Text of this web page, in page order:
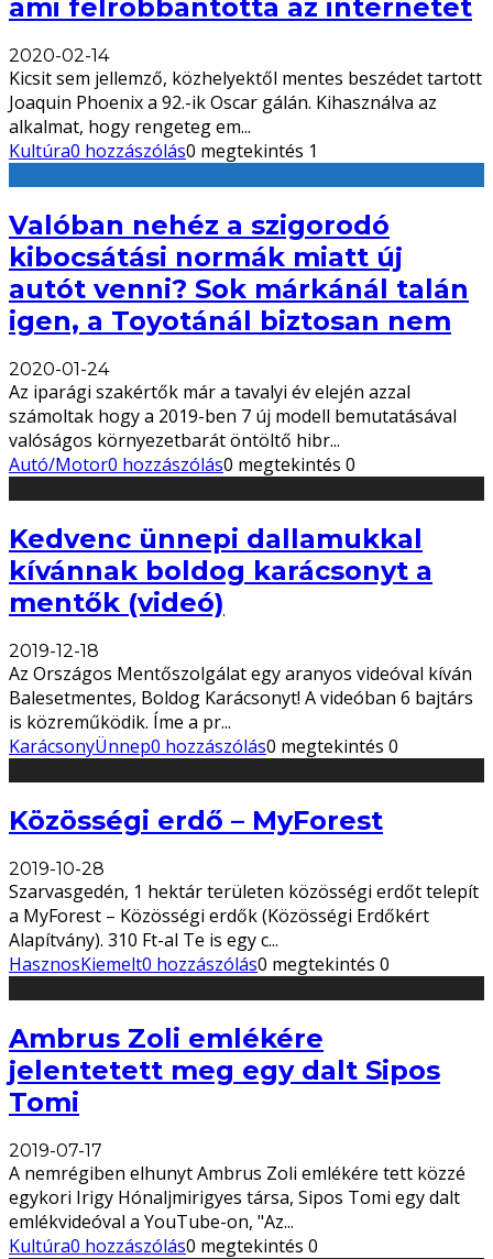
ami felrobbantotta az internetet
2020-02-14
Kicsit sem jellemző, közhelyektől mentes beszédet tartott
Joaquin Phoenix a 92.-ik Oscar gálán. Kihasználva az
alkalmat, hogy rengeteg em...
Kultúra0 hozzászólás0 megtekintés 1
Valóban nehéz a szigorodó
kibocsátási normák miatt új
autót venni? Sok márkánál talán
igen, a Toyotánál biztosan nem
2020-01-24
Az iparági szakértők már a tavalyi év elején azzal
számoltak hogy a 2019-ben 7 új modell bemutatásával
valóságos környezetbarát öntöltő hibr...
Autó/Motor0 hozzászólás0 megtekintés 0
Kedvenc ünnepi dallamukkal
kívánnak boldog karácsonyt a
mentők (videó)
2019-12-18
Az Országos Mentőszolgálat egy aranyos videóval kíván
Balesetmentes, Boldog Karácsonyt! A videóban 6 bajtárs
is közreműködik. Íme a pr...
KarácsonyÜnnep0 hozzászólás0 megtekintés 0
Közösségi erdő – MyForest
2019-10-28
Szarvasgedén, 1 hektár területen közösségi erdőt telepít
a MyForest – Közösségi erdők (Közösségi Erdőkért
Alapítvány). 310 Ft-al Te is egy c...
HasznosKiemelt0 hozzászólás0 megtekintés 0
Ambrus Zoli emlékére
jelentetett meg egy dalt Sipos
Tomi
2019-07-17
A nemrégiben elhunyt Ambrus Zoli emlékére tett közzé
egykori Irigy Hónaljmirigyes társa, Sipos Tomi egy dalt
emlékvideóval a YouTube-on, "Az...
Kultúra0 hozzászólás0 megtekintés 0